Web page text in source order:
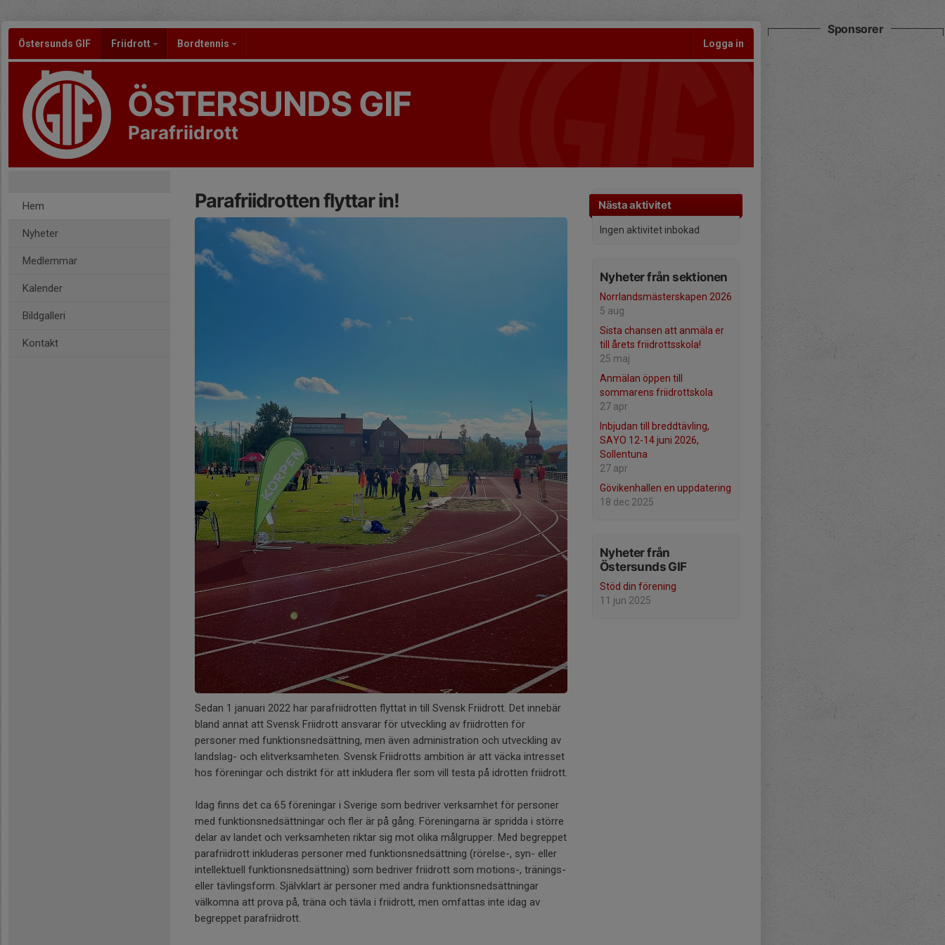
Östersunds GIF Friidrott Bordtennis Logga in
ÖSTERSUNDS GIF
Parafriidrott
Hem
Nyheter
Medlemmar
Kalender
Bildgalleri
Kontakt
Nästa aktivitet
Ingen aktivitet inbokad
Nyheter från sektionen
Norrlandsmästerskapen 2026
5 aug
Sista chansen att anmäla er
till årets friidrottsskola!
25 maj
Anmälan öppen till
sommarens friidrottskola
27 apr
Inbjudan till breddtävling,
SAYO 12-14 juni 2026,
Sollentuna
27 apr
Gövikenhallen en uppdatering
18 dec 2025
Nyheter från
Östersunds GIF
Stöd din förening
11 jun 2025
Parafriidrotten flyttar in!
Sedan 1 januari 2022 har parafriidrotten flyttat in till Svensk Friidrott. Det innebär
bland annat att Svensk Friidrott ansvarar för utveckling av friidrotten för
personer med funktionsnedsättning, men även administration och utveckling av
landslag- och elitverksamheten. Svensk Friidrotts ambition är att väcka intresset
hos föreningar och distrikt för att inkludera fler som vill testa på idrotten friidrott.
Idag finns det ca 65 föreningar i Sverige som bedriver verksamhet för personer
med funktionsnedsättningar och fler är på gång. Föreningarna är spridda i större
delar av landet och verksamheten riktar sig mot olika målgrupper. Med begreppet
parafriidrott inkluderas personer med funktionsnedsättning (rörelse-, syn- eller
intellektuell funktionsnedsättning) som bedriver friidrott som motions-, tränings-
eller tävlingsform. Självklart är personer med andra funktionsnedsättningar
välkomna att prova på, träna och tävla i friidrott, men omfattas inte idag av
begreppet parafriidrott.
Sponsorer